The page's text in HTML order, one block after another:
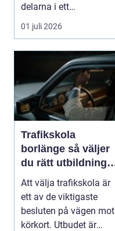
delarna i ett
problemfritt bilägande.
01 juli 2026
Trafikskola
borlänge så väljer
du rätt utbildning
mot körkort
Att välja trafikskola är
ett av de viktigaste
besluten på vägen mot
körkort. Utbudet är